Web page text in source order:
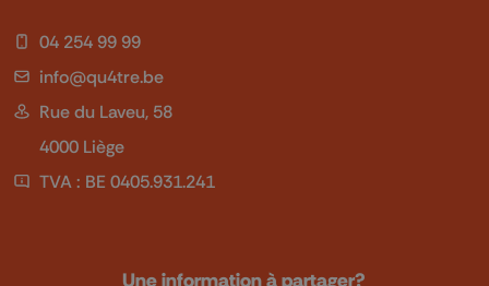
04 254 99 99
info@qu4tre.be
Rue du Laveu, 58
4000 Liège
TVA : BE 0405.931.241
Une information à partager?